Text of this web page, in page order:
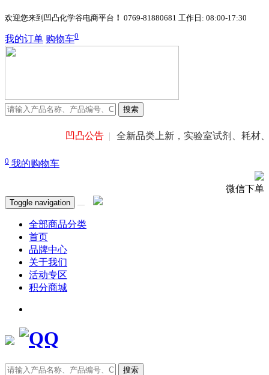
欢迎您来到凹凸化学谷电商平台 ！ 0769-81880681 工作日: 08:00-17:30
我的订单 购物车0
搜索
凹凸公告 全新品类上新，实验室试剂、耗材、
0 我的购物车
微信下单
Toggle navigation
全部商品分类
首页
品牌中心
关于我们
活动专区
积分商城
搜索